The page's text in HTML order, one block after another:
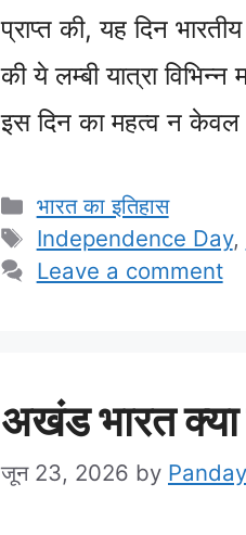
प्राप्त की, यह दिन
की ये लम्बी यात्रा
इस दिन का महत्व न
Categories
भारत का इतिहास
Tags
Independence Day,
Leave a comment
अखंड भारत
जून 23, 2026 by